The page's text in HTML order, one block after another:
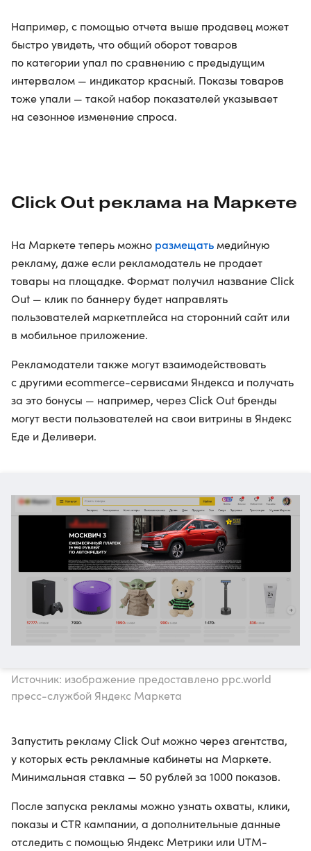
Например, с помощью отчета выше продавец может
быстро увидеть, что общий оборот товаров
по категории упал по сравнению с предыдущим
интервалом — индикатор красный. Показы товаров
тоже упали — такой набор показателей указывает
на сезонное изменение спроса.
Click Out реклама на Маркете
На Маркете теперь можно размещатьмедийную
рекламу, даже если рекламодатель не продает
товары на площадке. Формат получил название Click
Out — клик по баннеру будет направлять
пользователей маркетплейса на сторонний сайт или
в мобильное приложение.
Рекламодатели также могут взаимодействовать
с другими ecommerce-сервисами Яндекса и получать
за это бонусы — например, через Click Out бренды
могут вести пользователей на свои витрины в Яндекс
Еде и Деливери.
Источник: изображение предоставлено ppc.world
пресс-службой Яндекс Маркета
Запустить рекламу Click Out можно через агентства,
у которых есть рекламные кабинеты на Маркете.
Минимальная ставка — 50 рублей за 1000 показов.
После запуска рекламы можно узнать охваты, клики,
показы и CTR кампании, а дополнительные данные
отследить с помощью Яндекс Метрики или UTM-